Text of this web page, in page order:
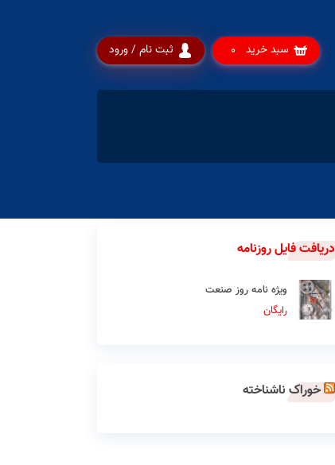
ثبت نام / ورود سبد خرید 0
دریافت فایل روزنامه
ویژه نامه روز صنعت
رایگان
خوراک ناشناخته